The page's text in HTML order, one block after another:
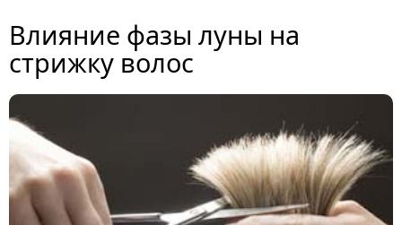
Влияние фазы луны на
стрижку волос